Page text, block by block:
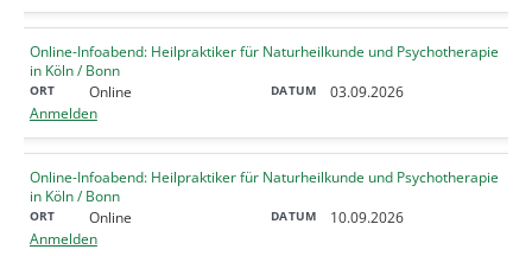
Online-Infoabend: Heilpraktiker für Naturheilkunde und Psychotherapie
in Köln / Bonn
Online
03.09.2026
Anmelden
Online-Infoabend: Heilpraktiker für Naturheilkunde und Psychotherapie
in Köln / Bonn
Online
10.09.2026
Anmelden